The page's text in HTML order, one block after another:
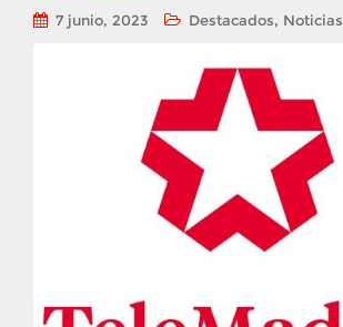
7 junio, 2023 Destacados, Noticias